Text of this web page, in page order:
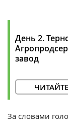
День 2.
завод
За словами